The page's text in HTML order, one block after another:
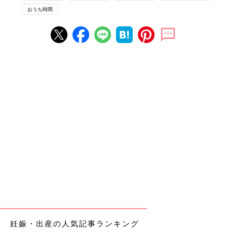
ちょこっとサイズが新しい！進化系まな板
おうち時間
妊娠・出産の人気記事ランキング